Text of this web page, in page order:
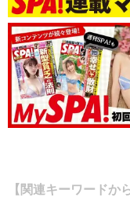
【関連キーワードか